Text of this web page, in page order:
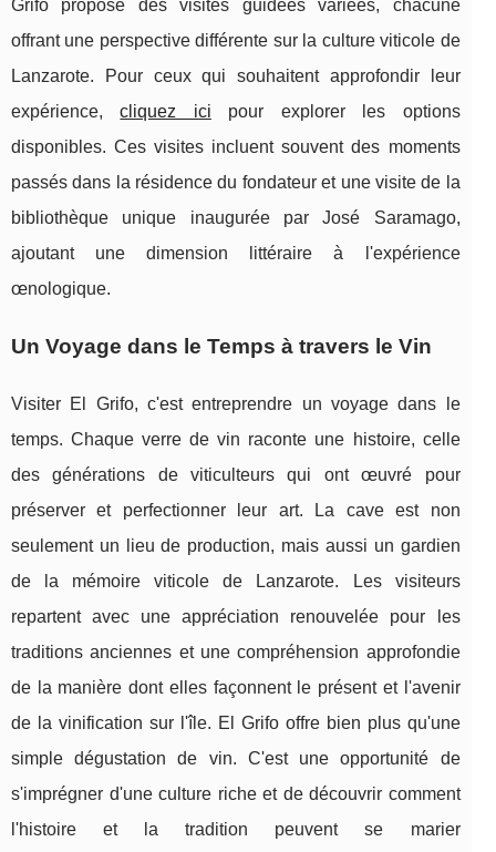
Grifo propose des visites guidées variées, chacune
offrant une perspective différente sur la culture viticole de
Lanzarote. Pour ceux qui souhaitent approfondir leur
expérience,cliquez ici pour explorer les options
disponibles. Ces visites incluent souvent des moments
passés dans la résidence du fondateur et une visite de la
bibliothèque unique inaugurée par José Saramago,
ajoutant une dimension littéraire à l'expérience
œnologique.
Un Voyage dans le Temps à travers le Vin
Visiter El Grifo, c'est entreprendre un voyage dans le
temps. Chaque verre de vin raconte une histoire, celle
des générations de viticulteurs qui ont œuvré pour
préserver et perfectionner leur art. La cave est non
seulement un lieu de production, mais aussi un gardien
de la mémoire viticole de Lanzarote. Les visiteurs
repartent avec une appréciation renouvelée pour les
traditions anciennes et une compréhension approfondie
de la manière dont elles façonnent le présent et l'avenir
de la vinification sur l'île. El Grifo offre bien plus qu'une
simple dégustation de vin. C'est une opportunité de
s'imprégner d'une culture riche et de découvrir comment
l'histoire et la tradition peuvent se marier